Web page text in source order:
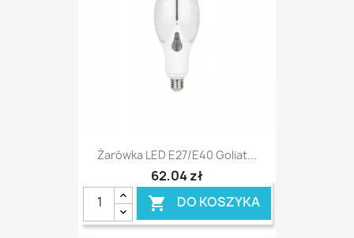
Żarówka LED E27/E40 Goliat...
62,04 zł
 DO KOSZYKA